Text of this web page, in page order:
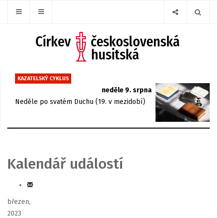
KAZATELSKÝ CYKLUS
neděle 9. srpna
Neděle po svatém Duchu (19. v mezidobí)
Kalendář událostí
březen,
2023